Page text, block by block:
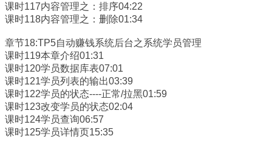
课时117内容管理之：排序04:22
课时118内容管理之：删除01:34
章节18:TP5自动赚钱系统后台之系统学员管理
课时119本章介绍01:31
课时120学员数据库表07:01
课时121学员列表的输出03:39
课时122学员的状态----正常/拉黑01:59
课时123改变学员的状态02:04
课时124学员查询06:57
课时125学员详情页15:35